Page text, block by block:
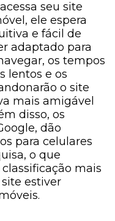
seu site
ele espera
e fácil de
adaptado para
os tempos
lentos e os
o site
mais amigável
disso, os
dão
para celulares
o que
mais
estiver